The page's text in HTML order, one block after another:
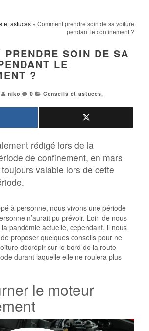
et astuces » Comment prendre soin de sa voiture
pendant le confinement ?
PRENDRE SOIN DE SA
LE
?
niko 0 Conseils et astuces,
rédigé lors de la
de confinement, en mars
valable lors de cette
à personne, nous vivons une période
n’aurait pu prévoir. Loin de nous
la pandémie actuelle, cependant, il nous
proposer quelques conseils pour ne
décrépir sur le bord de la route
durant laquelle elle ne roulera plus
le moteur